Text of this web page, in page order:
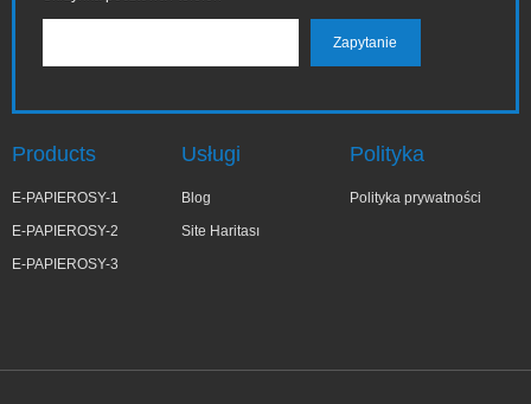
Products
E-PAPIEROSY-1
E-PAPIEROSY-2
E-PAPIEROSY-3
Usługi
Blog
Site Haritası
Polityka
Polityka prywatności